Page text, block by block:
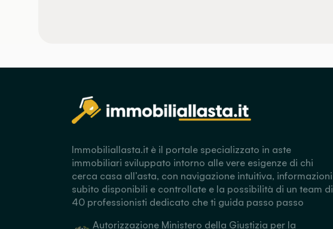
Immobiliallasta.it è il portale specializzato in aste
immobiliari sviluppato intorno alle vere esigenze di chi
cerca casa all’asta, con navigazione intuitiva, informazioni
subito disponibili e controllate e la possibilità di un team di
40 professionisti dedicato che ti guida passo passo
Autorizzazione Ministero della Giustizia per la